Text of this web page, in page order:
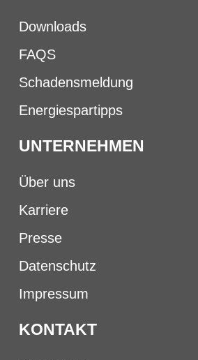
Downloads
FAQS
Schadensmeldung
Energiespartipps
UNTERNEHMEN
Über uns
Karriere
Presse
Datenschutz
Impressum
KONTAKT